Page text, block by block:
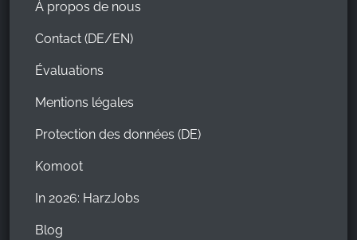
À propos de nous
Contact (DE/EN)
Évaluations
Mentions légales
Protection des données (DE)
Komoot
In 2026: HarzJobs
Blog